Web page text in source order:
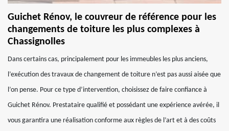
Guichet Rénov, le couvreur de référence pour les
changements de toiture les plus complexes à
Chassignolles
Dans certains cas, principalement pour les immeubles les plus anciens,
l’exécution des travaux de changement de toiture n’est pas aussi aisée que
l’on pense. Pour ce type d’intervention, choisissez de faire confiance à
Guichet Rénov. Prestataire qualifié et possédant une expérience avérée, il
vous garantira une réalisation conforme aux règles de l’art et à des coûts